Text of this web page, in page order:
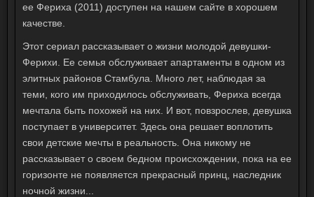
ее Фериха (2011) доступен на нашем сайте в хорошем
качестве.
Этот сериал рассказывает о жизни молодой девушки-
Ферихи. Ее семья обслуживает апартаменты в одном из
элитных районов Стамбула. Много лет, наблюдая за
теми, кого им приходилось обслуживать, Фериха всегда
мечтала быть похожей на них. И вот, повзрослев, девушка
поступает в университет. Здесь она решает воплотить
свои детские мечты в реальность. Она никому не
рассказывает о своем бедном происхождении, пока на ее
горизонте не появляется прекрасный принц, наследник
ночной жизни...